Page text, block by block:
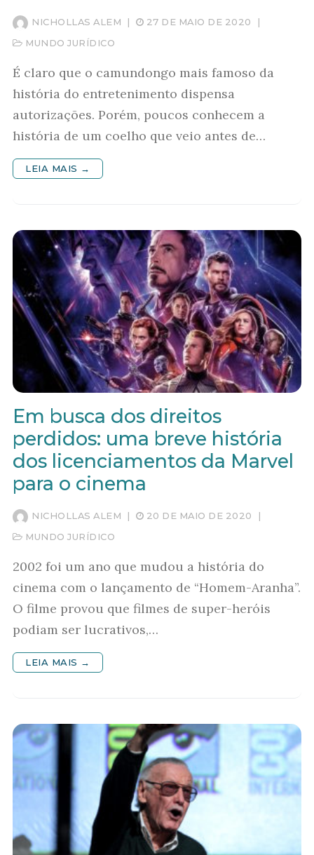
NICHOLLAS ALEM | 27 DE MAIO DE 2020
|
MUNDO JURÍDICO
É claro que o camundongo mais famoso da
história do entretenimento dispensa
autorizações. Porém, poucos conhecem a
história de um coelho que veio antes de…
LEIA MAIS →
Em busca dos direitos
perdidos: uma breve história
dos licenciamentos da Marvel
para o cinema
NICHOLLAS ALEM | 20 DE MAIO DE 2020
|
MUNDO JURÍDICO
2002 foi um ano que mudou a história do
cinema com o lançamento de “Homem-Aranha”.
O filme provou que filmes de super-heróis
podiam ser lucrativos,…
LEIA MAIS →